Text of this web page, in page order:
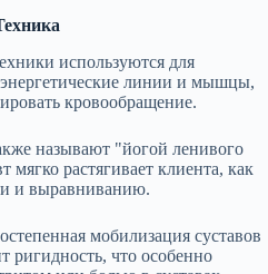
используются для
линии и мышцы,
кровообращение.
называют "йогой ленивого
мягко растягивает клиента, как
и выравниванию.
мобилизация суставов
ригидность, что особенно